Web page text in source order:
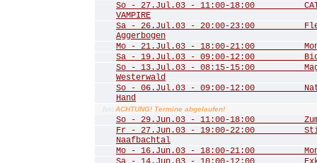
So - 27.Jul.03 - 11:00-18:00 CATS
VAMPIRE
Sa - 26.Jul.03 - 20:00-23:00
Aggerbogen
Mo - 21.Jul.03 - 18:00-21:00
Sa - 19.Jul.03 - 09:00-12:00
So - 13.Jul.03 - 08:15-15:00
Westerwald
So - 06.Jul.03 - 09:00-12:00
Hand
Juni ACHTUNG! Termine abgelaufen!
So - 29.Jun.03 - 11:00-18:00 Zum
Fr - 27.Jun.03 - 19:00-22:00
Naafbachtal
Mo - 16.Jun.03 - 18:00-21:00